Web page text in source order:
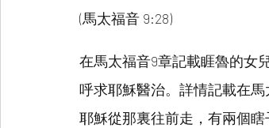
(馬太福音 9:28)
在馬太福音9章記載睚魯的女
呼求耶穌醫治。詳情記載在馬
耶穌從那裏往前走，有兩個